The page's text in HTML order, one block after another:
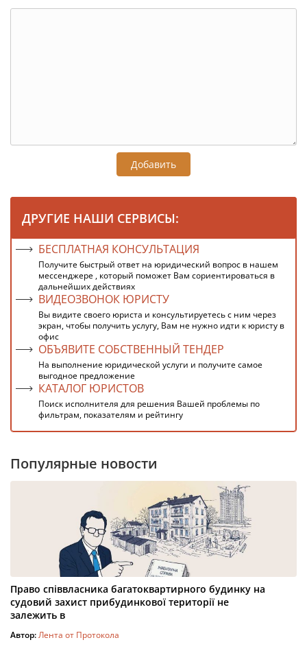
Добавить
ДРУГИЕ НАШИ СЕРВИСЫ:
БЕСПЛАТНАЯ КОНСУЛЬТАЦИЯ
Получите быстрый ответ на юридический вопрос в нашем
мессенджере , который поможет Вам сориентироваться в
дальнейших действиях
ВИДЕОЗВОНОК ЮРИСТУ
Вы видите своего юриста и консультируетесь с ним через
экран, чтобы получить услугу, Вам не нужно идти к юристу в
офис
ОБЪЯВИТЕ СОБСТВЕННЫЙ ТЕНДЕР
На выполнение юридической услуги и получите самое
выгодное предложение
КАТАЛОГ ЮРИСТОВ
Поиск исполнителя для решения Вашей проблемы по
фильтрам, показателям и рейтингу
Популярные новости
Право співвласника багатоквартирного будинку на
судовий захист прибудинкової території не
залежить в
Автор:Лента от Протокола